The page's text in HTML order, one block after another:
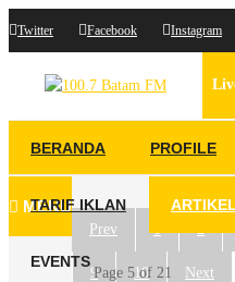
Twitter Facebook Instagram
BERANDA PROFILE
TARIF IKLAN ARTIKEL
EVENTS
MENU
Prev 1 2
9 10 Next
Page 5 of 21